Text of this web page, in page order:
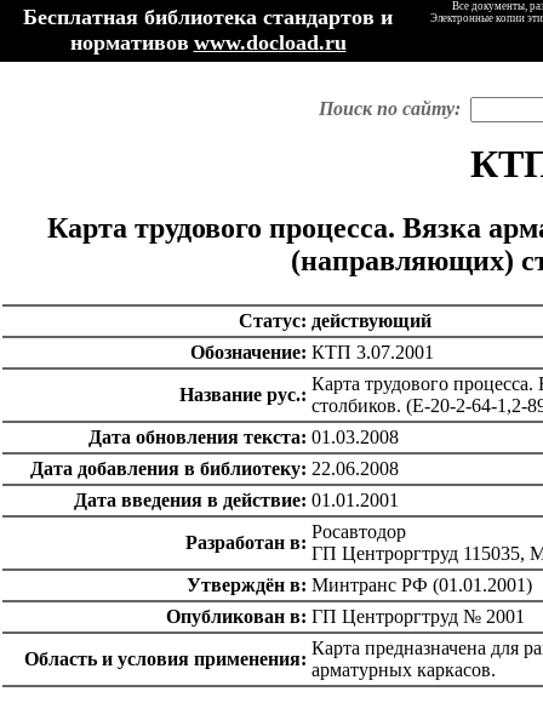
Бесплатная библиотека стандартов и
нормативов www.docload.ru
Все документы,
Электронные копии
Поиск по сайту:
Карта трудового процесса. Вязка
(направляющих)
Статус: действующий
Обозначение: КТП 3.07.2001
Название рус.:
Карта трудового
столбиков. (Е-20-2-64-1,2-
Дата обновления текста: 01.03.2008
Дата добавления в библиотеку: 22.06.2008
Дата введения в действие: 01.01.2001
Разработан в:
Росавтодор
ГП Центроргтруд 115035,
Утверждён в: Минтранс РФ (01.01.2001)
Опубликован в: ГП Центроргтруд № 2001
Область и условия применения:
Карта предназначена для
арматурных каркасов.